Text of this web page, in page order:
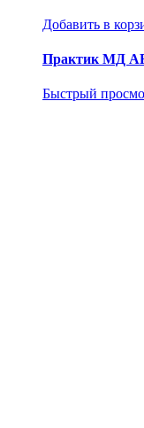
Добавить в
Практик МД
Быстрый